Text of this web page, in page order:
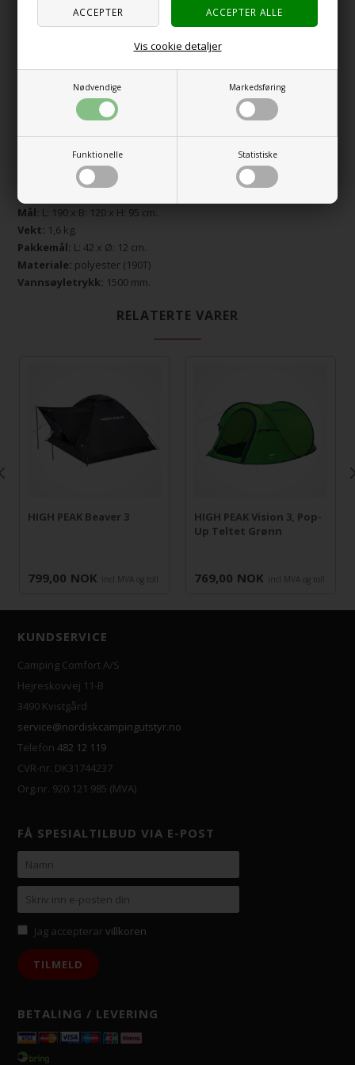
Nødvendige Markedsføring
Funktionelle Statistiske
Vis cookie detaljer
High Peak lettvektsteltet er et klassisk husformet telt med
sidevegger som har plass til 2 personer.
Inngangen har myggnetting for å beskytte mot insekter.
Et raskt oppsett med 2 oppsettstenger, lett og liten
pakkestørrelse.!
Svært rimelig telt på inngangsnivå, ideelt for barn eller folk som
ønsker å prøve camping.
Spesifikasjoner:
Mål: L: 190 x B: 120 x H: 95 cm.
Vekt: 1,6 kg.
Pakkemål: L: 42 x Ø: 12 cm.
Materiale: polyester (190T)
Vannsøyletrykk: 1500 mm.
RELATERTE VARER
HIGH PEAK Beaver 3
799,00 NOK incl MVA og toll
HIGH PEAK Vision 3, Pop-
Up Teltet Grønn
769,00 NOK incl MVA og toll
KUNDSERVICE
Camping Comfort A/S
Hejreskovvej 11-B
3490 Kvistgård
service@nordiskcampingutstyr.no
Telefon482 12 119
CVR-nr. DK31744237
Org.nr. 920 121 985 (MVA)
FÅ SPESIALTILBUD VIA E-POST
Jag accepterarvillkoren
BETALING / LEVERING